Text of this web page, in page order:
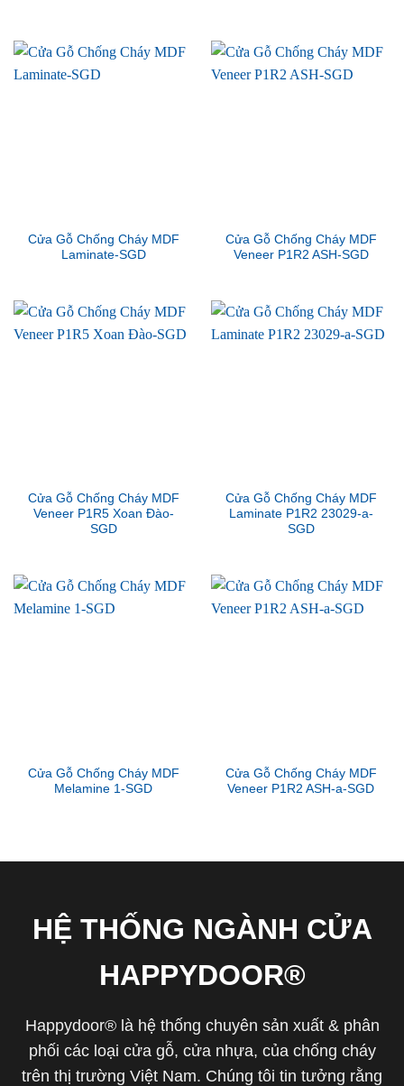
Cửa Gỗ Chống Cháy MDF
Laminate-SGD
Cửa Gỗ Chống Cháy MDF
Veneer P1R2 ASH-SGD
Cửa Gỗ Chống Cháy MDF
Veneer P1R5 Xoan Đào-
SGD
Cửa Gỗ Chống Cháy MDF
Laminate P1R2 23029-a-
SGD
Cửa Gỗ Chống Cháy MDF
Melamine 1-SGD
Cửa Gỗ Chống Cháy MDF
Veneer P1R2 ASH-a-SGD
HỆ THỐNG NGÀNH CỬA
HAPPYDOOR®
Happydoor® là hệ thống chuyên sản xuất & phân
phối các loại cửa gỗ, cửa nhựa, của chống cháy
trên thị trường Việt Nam. Chúng tôi tin tưởng rằng